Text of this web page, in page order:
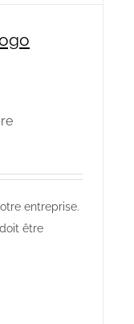
entreprise.
être